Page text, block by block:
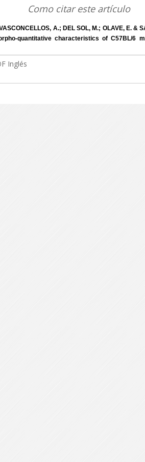
Como citar este artículo
A.; DEL SOL, M.; OLAVE, E. &
quantitative characteristics of C57BL/6
Inglés